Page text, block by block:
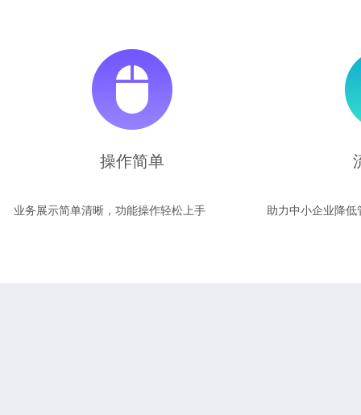
操作简单
业务展示简单清晰，功能操作轻松上手 助力中小企业降